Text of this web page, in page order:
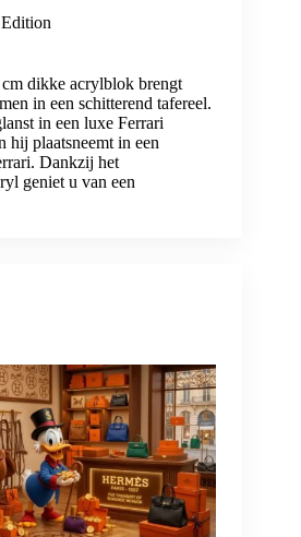
dikke acrylblok brengt
in een schitterend tafereel.
in een luxe Ferrari
hij plaatsneemt in een
Dankzij het
geniet u van een